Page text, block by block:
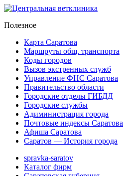
Полезное
Карта Саратова
Маршруты общ. транспорта
Коды городов
Вызов экстренных служб
Управление ФНС Саратова
Правительство области
Городские отделы ГИБДД
Городские службы
Адиминистрация города
Почтовые индексы Саратова
Афиша Саратова
Саратов — История города
spravka-saratov
Каталог фирм